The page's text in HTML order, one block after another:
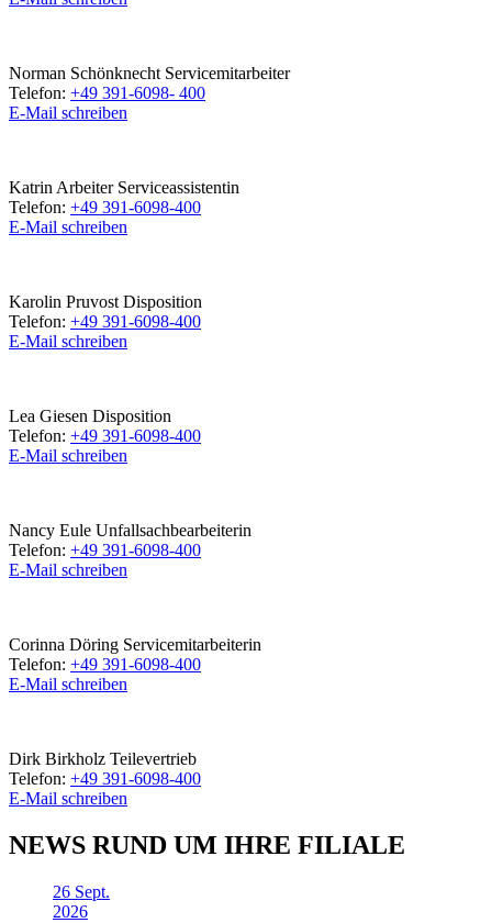
Norman Schönknecht Servicemitarbeiter
Telefon: +49 391-6098- 400
E-Mail schreiben
Katrin Arbeiter Serviceassistentin
Telefon: +49 391-6098-400
E-Mail schreiben
Karolin Pruvost Disposition
Telefon: +49 391-6098-400
E-Mail schreiben
Lea Giesen Disposition
Telefon: +49 391-6098-400
E-Mail schreiben
Nancy Eule Unfallsachbearbeiterin
Telefon: +49 391-6098-400
E-Mail schreiben
Corinna Döring Servicemitarbeiterin
Telefon: +49 391-6098-400
E-Mail schreiben
Dirk Birkholz Teilevertrieb
Telefon: +49 391-6098-400
E-Mail schreiben
NEWS RUND UM IHRE FILIALE
26 Sept.
2026